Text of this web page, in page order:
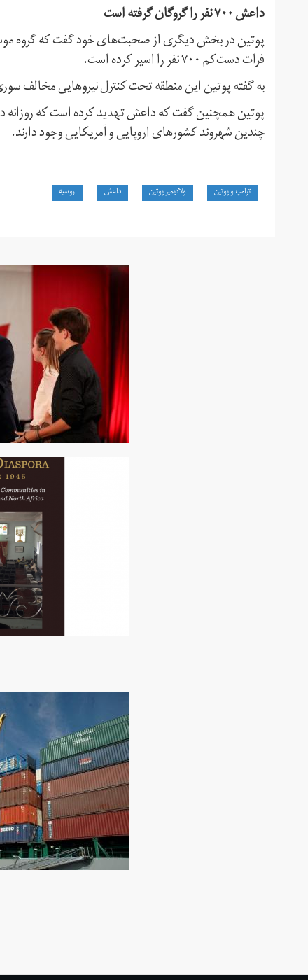
داعش ۷۰۰ نفر را گروگان گرفته است
پوتین در بخش دیگری از صحبت‌های خود گفت که گروه
فرات دست‌کم ۷۰۰ نفر را اسیر کرده است.
به گفته پوتین این منطقه‌ تحت کنترل نیروهایی مخالف
پوتین همچنین گفت که داعش تهدید کرده است که روزانه ده
چندین شهروند کشورهای اروپایی و آمریکایی‌ وجود دارند.
ترامپ و پوتین ولادیمیر پوتین داعش روسیه